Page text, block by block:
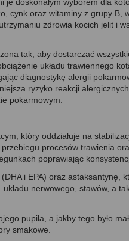
cynk oraz witaminy z grupy B,
zdrowia kocich jelit i
tak, aby dostarczać
układu trawiennego
diagnostykę alergii
ryzyko reakcji
pokarmowym.
który oddziałuje na
procesów trawienia
poprawiając
i EPA) oraz astaksantynę,
nerwowego, stawów, a
pupila, a jakby tego było
smakowe.